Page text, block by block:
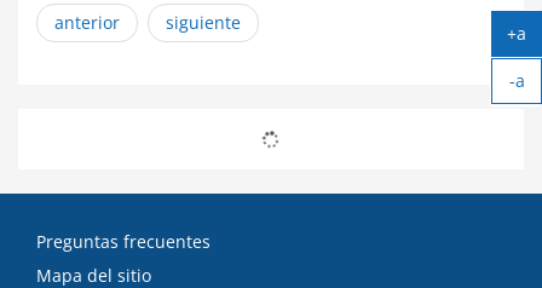
anterior siguiente
Preguntas frecuentes
Mapa del sitio
+a
-a